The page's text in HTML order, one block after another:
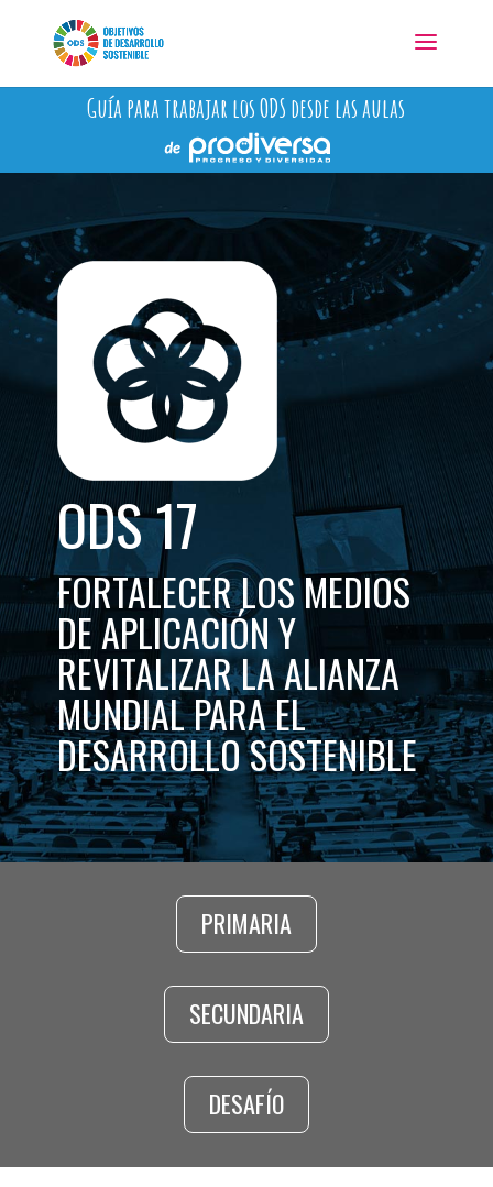
Guía para trabajar los ODS desde las aulas
ODS 17
FORTALECER LOS MEDIOS
DE APLICACIÓN Y
REVITALIZAR LA ALIANZA
MUNDIAL PARA EL
DESARROLLO SOSTENIBLE
PRIMARIA
SECUNDARIA
DESAFÍO